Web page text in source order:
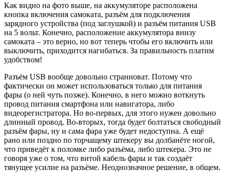
Как видно на фото выше, на аккумуляторе расположена
кнопка включения самоката, разъём для подключения
зарядного устройства (под заглушкой) и разъём питания USB
на 5 вольт. Конечно, расположение аккумулятора внизу
самоката – это верно, но вот теперь чтобы его включить или
выключить, приходится нагибаться. За правильность платим
удобством!
Разъём USB вообще довольно странноват. Потому что
фактически он может использоваться только для питания
фары (о ней чуть позже). Конечно, в него можно воткнуть
провод питания смартфона или навигатора, либо
видеорегистратора. Но во-первых, для этого нужен довольно
длинный провод. Во-вторых, тогда будет болтаться свободный
разъём фары, ну и сама фара уже будет недоступна. А ещё
рано или поздно по торчащему штекеру вы долбанёте ногой,
что приведёт к поломке либо разъёма, либо штекера. Это не
говоря уже о том, что витой кабель фары и так создаёт
тянущее усилие на разъёме. Неоднозначное решение, в общем.